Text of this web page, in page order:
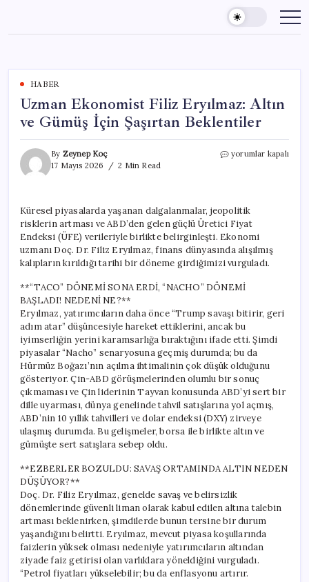
content
HABER
Uzman Ekonomist Filiz Eryılmaz: Altın
ve Gümüş İçin Şaşırtan Beklentiler
By Zeynep Koç
17 Mayıs 2026
2 Min Read
Uzman
ve
Gümüş
İçin
Şaşırtan
Beklentiler
için
yorumlar kapalı
Küresel piyasalarda yaşanan dalgalanmalar, jeopolitik
risklerin artması ve ABD’den gelen güçlü Üretici Fiyat
Endeksi (ÜFE) verileriyle birlikte belirginleşti. Ekonomi
uzmanı Doç. Dr. Filiz Eryılmaz, finans dünyasında alışılmış
kalıpların kırıldığı tarihi bir döneme girdiğimizi vurguladı.
**“TACO” DÖNEMİ SONA ERDİ, “NACHO” DÖNEMİ
BAŞLADI! NEDENİ NE?**
Eryılmaz, yatırımcıların daha önce “Trump savaşı bitirir, geri
adım atar” düşüncesiyle hareket ettiklerini, ancak bu
iyimserliğin yerini karamsarlığa bıraktığını ifade etti. Şimdi
piyasalar “Nacho” senaryosuna geçmiş durumda; bu da
Hürmüz Boğazı’nın açılma ihtimalinin çok düşük olduğunu
gösteriyor. Çin-ABD görüşmelerinden olumlu bir sonuç
çıkmaması ve Çin liderinin Tayvan konusunda ABD’yi sert bir
dille uyarması, dünya genelinde tahvil satışlarına yol açmış,
ABD’nin 10 yıllık tahvilleri ve dolar endeksi (DXY) zirveye
ulaşmış durumda. Bu gelişmeler, borsa ile birlikte altın ve
gümüşte sert satışlara sebep oldu.
**EZBERLER BOZULDU: SAVAŞ ORTAMINDA ALTIN NEDEN
DÜŞÜYOR?**
Doç. Dr. Filiz Eryılmaz, genelde savaş ve belirsizlik
dönemlerinde güvenli liman olarak kabul edilen altına talebin
artması beklenirken, şimdilerde bunun tersine bir durum
yaşandığını belirtti. Eryılmaz, mevcut piyasa koşullarında
faizlerin yüksek olması nedeniyle yatırımcıların altından
ziyade faiz getirisi olan varlıklara yöneldiğini vurguladı.
“Petrol fiyatları yükselebilir; bu da enflasyonu artırır.